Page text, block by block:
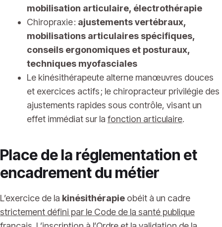
mobilisation articulaire, électrothérapie
Chiropraxie : ajustements vertébraux,
mobilisations articulaires spécifiques,
conseils ergonomiques et posturaux,
techniques myofasciales
Le kinésithérapeute alterne manœuvres douces
et exercices actifs ; le chiropracteur privilégie des
ajustements rapides sous contrôle, visant un
effet immédiat sur la fonction articulaire.
Place de la réglementation et
encadrement du métier
L’exercice de la kinésithérapie obéit à un cadre
strictement défini par le Code de la santé publique